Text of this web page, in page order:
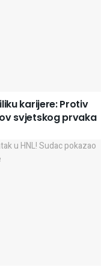
karijere: Protiv
svjetskog prvaka